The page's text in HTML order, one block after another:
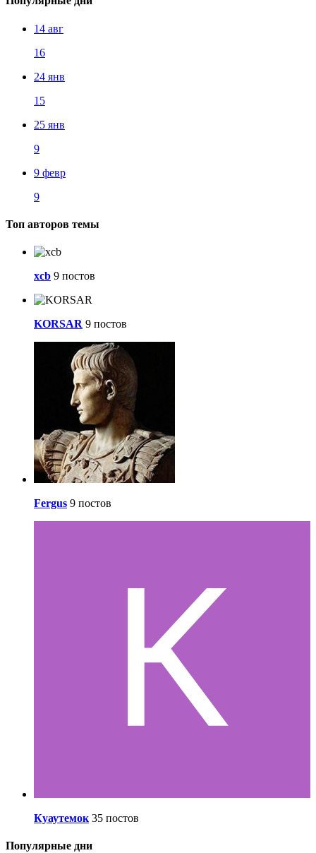
14 авг
16
24 янв
15
25 янв
9
9 февр
9
Топ авторов темы
xcb 9 постов
KORSAR 9 постов
Fergus 9 постов
Куаутемок 35 постов
Популярные дни